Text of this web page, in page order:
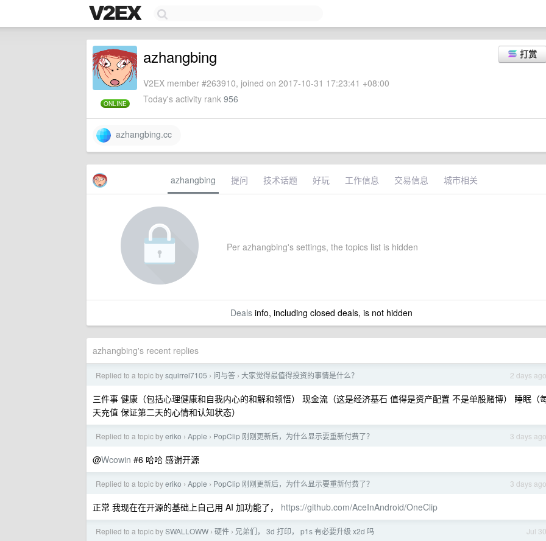
ONLINE
打赏
azhangbing
V2EX member #263910, joined on 2017-10-31 17:23:41 +08:00
Today's activity rank 956
azhangbing.cc
azhangbing 提问 技术话题 好玩 工作信息 交易信息 城市相关
Per azhangbing's settings, the topics list is hidden
Dealsinfo, including closed deals, is not hidden
azhangbing's recent replies
2 days ago
Replied to a topic bysquirrel7105 › 问与答 › 大家觉得最值得投资的事情是什么？
三件事 健康（包括心理健康和自我内心的和解和领悟） 现金流（这是经济基石 值得是资产配置 不是单股赌博） 睡眠（
天充值 保证第二天的心情和认知状态）
3 days ago
Replied to a topic byeriko › Apple › PopClip 刚刚更新后，为什么显示要重新付费了？
@Wcowin #6 哈哈 感谢开源
3 days ago
Replied to a topic byeriko › Apple › PopClip 刚刚更新后，为什么显示要重新付费了？
正常 我现在在开源的基础上自己用 AI 加功能了， https://github.com/AceInAndroid/OneClip
Jul 30
Replied to a topic bySWALLOWW › 硬件 › 兄弟们， 3d 打印， p1s 有必要升级 x2d 吗